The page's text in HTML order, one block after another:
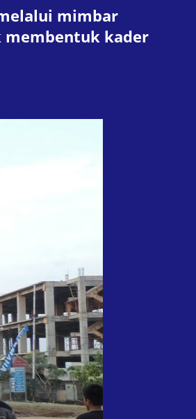
mimbar
membentuk kader